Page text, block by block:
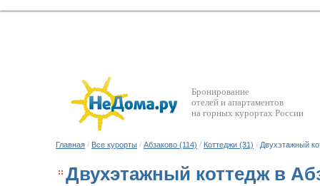
Бронирование
отелей и апартаментов
на горных курортах России
Главная / Все курорты / Абзаково (114) / Коттеджи (31) / Двухэтажный
Двухэтажный коттедж в